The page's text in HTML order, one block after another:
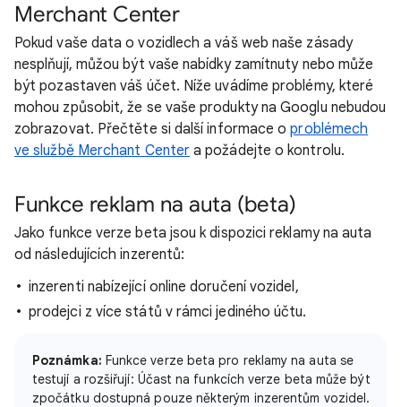
Merchant Center
Pokud vaše data o vozidlech a váš web naše zásady
nesplňují, můžou být vaše nabídky zamítnuty nebo může
být pozastaven váš účet. Níže uvádíme problémy, které
mohou způsobit, že se vaše produkty na Googlu nebudou
zobrazovat. Přečtěte si další informace oproblémech
ve službě Merchant Center a požádejte o kontrolu.
Funkce reklam na auta (beta)
Jako funkce verze beta jsou k dispozici reklamy na auta
od následujících inzerentů:
inzerenti nabízející online doručení vozidel,
prodejci z více států v rámci jediného účtu.
Poznámka: Funkce verze beta pro reklamy na auta se
testují a rozšiřují: Účast na funkcích verze beta může být
zpočátku dostupná pouze některým inzerentům vozidel.